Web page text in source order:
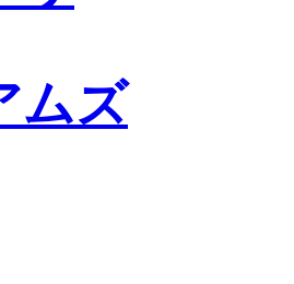
ムズ